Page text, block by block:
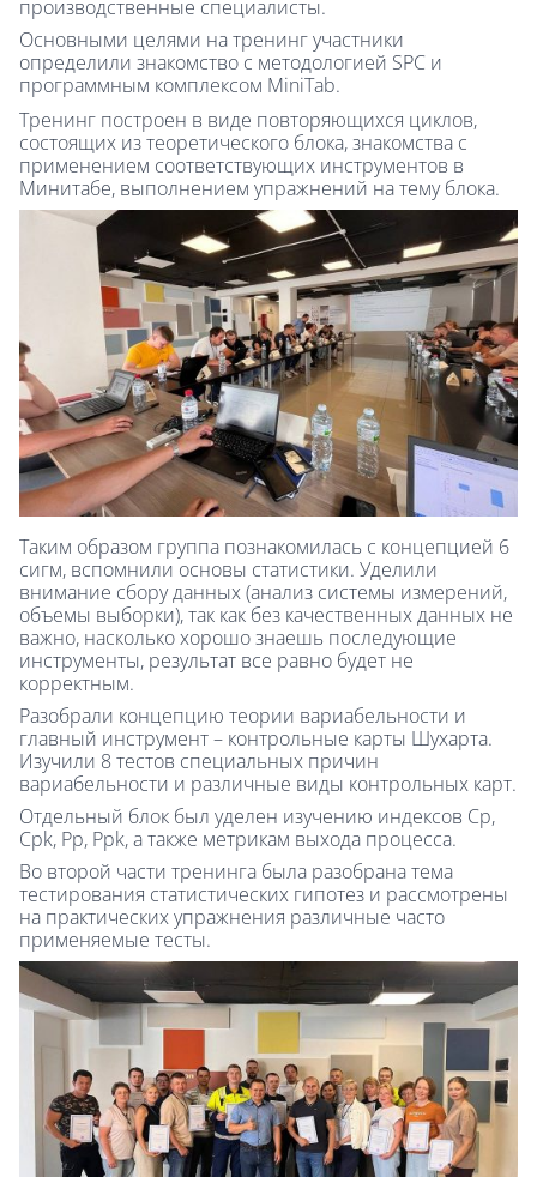
производственные специалисты.
Основными целями на тренинг участники
определили знакомство с методологией SPC и
программным комплексом MiniTab.
Тренинг построен в виде повторяющихся циклов,
состоящих из теоретического блока, знакомства с
применением соответствующих инструментов в
Минитабе, выполнением упражнений на тему блока.
Таким образом группа познакомилась с концепцией 6
сигм, вспомнили основы статистики. Уделили
внимание сбору данных (анализ системы измерений,
объемы выборки), так как без качественных данных не
важно, насколько хорошо знаешь последующие
инструменты, результат все равно будет не
корректным.
Разобрали концепцию теории вариабельности и
главный инструмент – контрольные карты Шухарта.
Изучили 8 тестов специальных причин
вариабельности и различные виды контрольных карт.
Отдельный блок был уделен изучению индексов Cp,
Cpk, Pp, Ppk, а также метрикам выхода процесса.
Во второй части тренинга была разобрана тема
тестирования статистических гипотез и рассмотрены
на практических упражнения различные часто
применяемые тесты.